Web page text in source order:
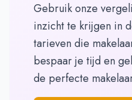
Gebruik onze
inzicht te krijgen in
tarieven die
bespaar je tijd en
de perfecte